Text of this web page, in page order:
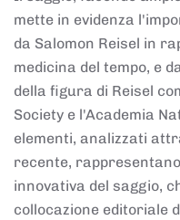
mette in evidenza
da Salomon Reisel in
medicina del tempo, e
della figura di Reisel
Society e l'Academia
elementi, analizzati
recente,
innovativa del saggio,
collocazione editoriale